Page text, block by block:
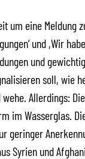
um eine Meldung
und ,Wir
und
soll, wie
Allerdings:
im Wasserglas.
geringer
Syrien und